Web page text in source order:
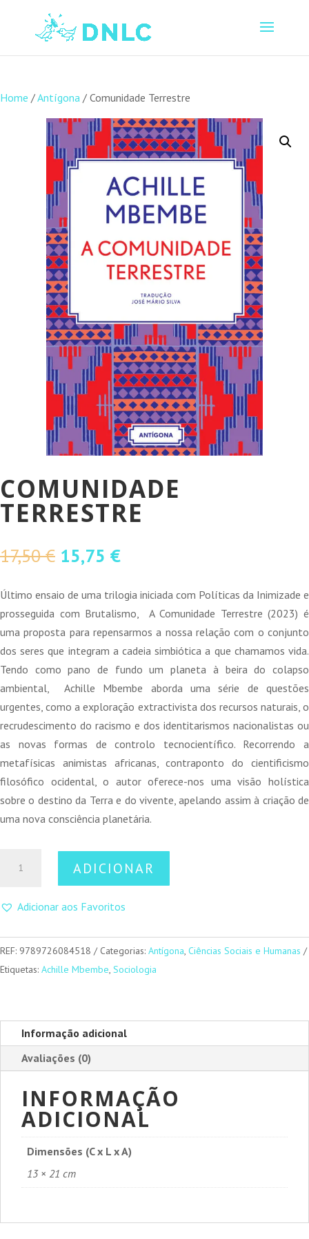
Home /Antígona / Comunidade Terrestre
COMUNIDADE
TERRESTRE
17,50€ O
original
era:
17,50 €.
15,75 €O
atual
é:
15,75 €.
Último ensaio de uma trilogia iniciada com Políticas da Inimizade e
prosseguida com Brutalismo, A Comunidade Terrestre (2023) é
uma proposta para repensarmos a nossa relação com o conjunto
dos seres que integram a cadeia simbiótica a que chamamos vida.
Tendo como pano de fundo um planeta à beira do colapso
ambiental, Achille Mbembe aborda uma série de questões
urgentes, como a exploração extractivista dos recursos naturais, o
recrudescimento do racismo e dos identitarismos nacionalistas ou
as novas formas de controlo tecnocientífico. Recorrendo a
metafísicas animistas africanas, contraponto do cientificismo
filosófico ocidental, o autor oferece-nos uma visão holística
sobre o destino da Terra e do vivente, apelando assim à criação de
uma nova consciência planetária.
Terrestre
ADICIONAR
Adicionar aos Favoritos
REF: 9789726084518 Categorias: Antígona, Ciências Sociais e Humanas
Etiquetas: Achille Mbembe, Sociologia
Informação adicional
Avaliações (0)
INFORMAÇÃO
ADICIONAL
Dimensões (C x L x A)
13 × 21 cm